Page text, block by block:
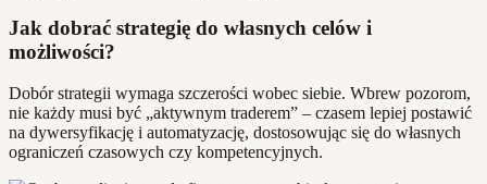
Jak dobrać strategię do własnych celów i
możliwości?
Dobór strategii wymaga szczerości wobec siebie. Wbrew pozorom,
nie każdy musi być „aktywnym traderem” – czasem lepiej postawić
na dywersyfikację i automatyzację, dostosowując się do własnych
ograniczeń czasowych czy kompetencyjnych.